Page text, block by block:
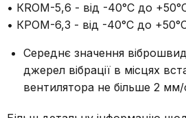
• КROM-5,6 - від -40°С до
• КРОМ-6,3 - від -40°С до
Середнє значення
джерел вібрації в місцях
вентилятора не більше 2 мм/